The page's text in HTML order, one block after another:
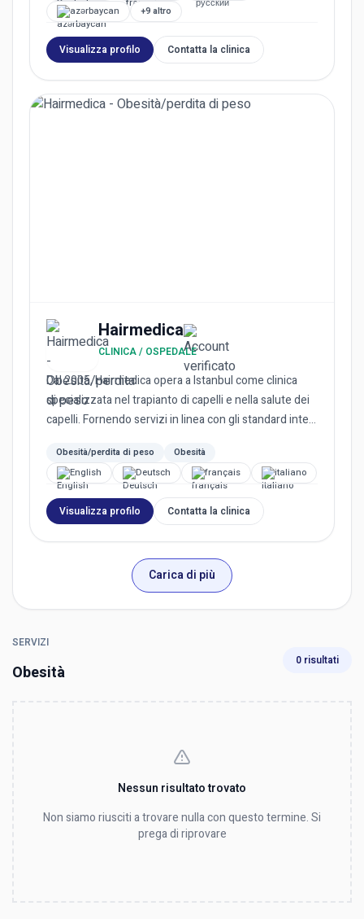
azərbaycan
+9 altro
Visualizza profilo Contatta la clinica
Hairmedica
CLINICA / OSPEDALE
Dal 2005, Hairmedica opera a Istanbul come clinica
specializzata nel trapianto di capelli e nella salute dei
capelli. Fornendo servizi in linea con gli standard inte...
Obesità/perdita di peso
Obesità
English
Deutsch français italiano
Visualizza profilo Contatta la clinica
Carica di più
SERVIZI
Obesità
0 risultati
Nessun risultato trovato
Non siamo riusciti a trovare nulla con questo termine. Si
prega di riprovare